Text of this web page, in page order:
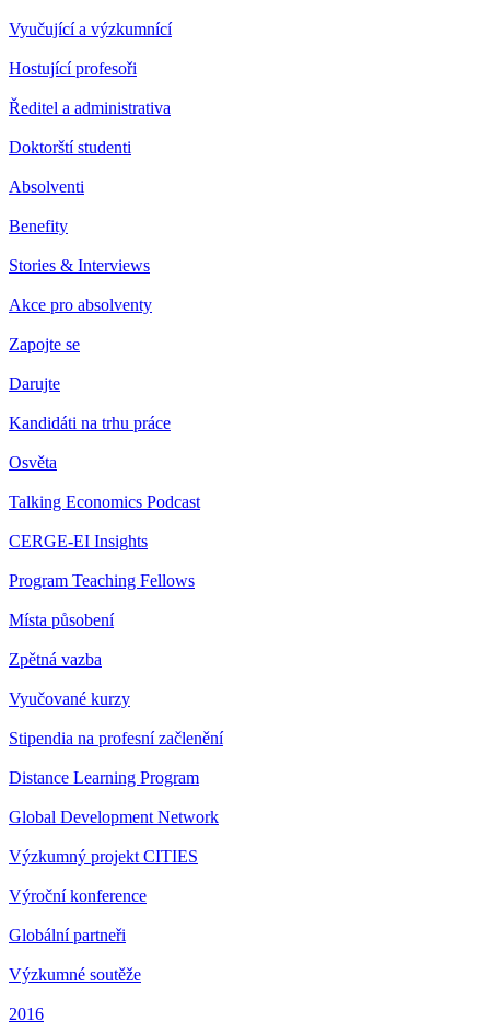
Vyučující a výzkumnící
Hostující profesoři
Ředitel a administrativa
Doktorští studenti
Absolventi
Benefity
Stories & Interviews
Akce pro absolventy
Zapojte se
Darujte
Kandidáti na trhu práce
Osvěta
Talking Economics Podcast
CERGE-EI Insights
Program Teaching Fellows
Místa působení
Zpětná vazba
Vyučované kurzy
Stipendia na profesní začlenění
Distance Learning Program
Global Development Network
Výzkumný projekt CITIES
Výroční konference
Globální partneři
Výzkumné soutěže
2016